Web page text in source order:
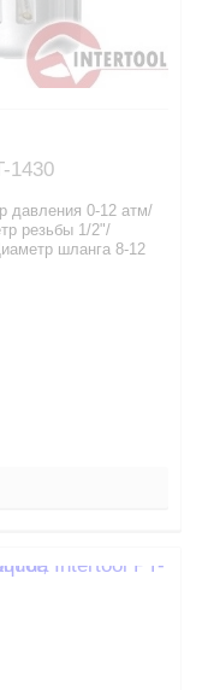
1430
давления 0-12 атм/
резьбы ​1/2"​/
шланга ​8-12